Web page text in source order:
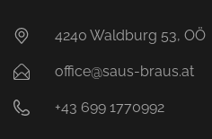
4240 Waldburg 53, OÖ
office@saus-braus.at
+43 699 1770992